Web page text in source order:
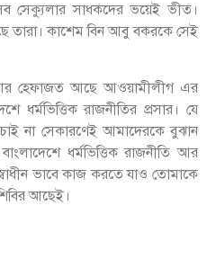
সেক্যুলার সাধকদের ভয়েই ভীত।
তারা। কাশেম বিন আবু বকরকে সেই
হেফাজত আছে আওয়ামীলীগ এর
ধর্মভিত্তিক রাজনীতির প্রসার। যে
না সেকারণেই আমাদেরকে বুঝান
ধর্মভিত্তিক রাজনীতি আর
ভাবে কাজ করতে যাও তোমাকে
আছেই।